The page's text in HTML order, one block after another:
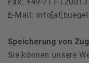
E-Mail:
Speicherung von
Sie können unsere